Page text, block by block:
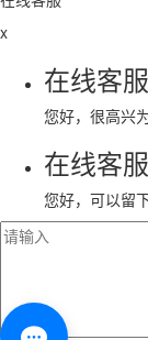
x
在线客服
您好，很高兴
在线客服
您好，可以留